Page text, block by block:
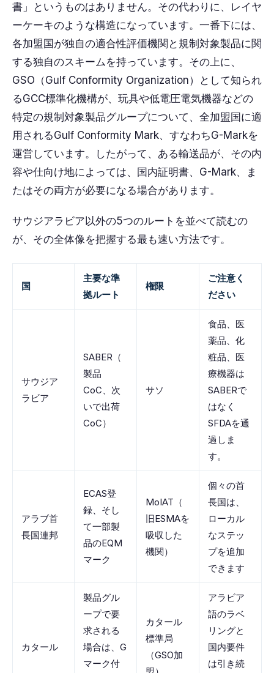
書」というものはありません。その代わりに、レイヤ
ーケーキのような構造になっています。一番下には、
各加盟国が独自の適合性評価機関と規制対象製品に関
する独自のスキームを持っています。その上に、
GSO（Gulf Conformity Organization）として知られ
るGCC標準化機構が、玩具や低電圧電気機器などの
特定の規制対象製品グループについて、全加盟国に適
用されるGulf Conformity Mark、すなわちG-Markを
運営しています。したがって、ある輸送品が、その内
容や仕向け地によっては、国内証明書、G-Mark、ま
たはその両方が必要になる場合があります。
サウジアラビア以外の5つのルートを並べて読むの
が、その全体像を把握する最も速い方法です。
国
主要な準
拠ルート
権限
ご注意く
ださい
サウジア
ラビア
SABER（
製品
CoC、次
いで出荷
CoC）
サソ
食品、医
薬品、化
粧品、医
療機器は
SABERで
はなく
SFDAを通
過しま
す。
アラブ首
長国連邦
ECAS登
録、そし
て一部製
品のEQM
マーク
MoIAT（
旧ESMAを
吸収した
機関）
個々の首
長国は、
ローカル
なステッ
プを追加
できます
カタール
製品グル
ープで要
求される
場合は、G
マーク付
カタール
標準局
（GSO加
アラビア
語のラベ
リングと
国内要件
は引き続